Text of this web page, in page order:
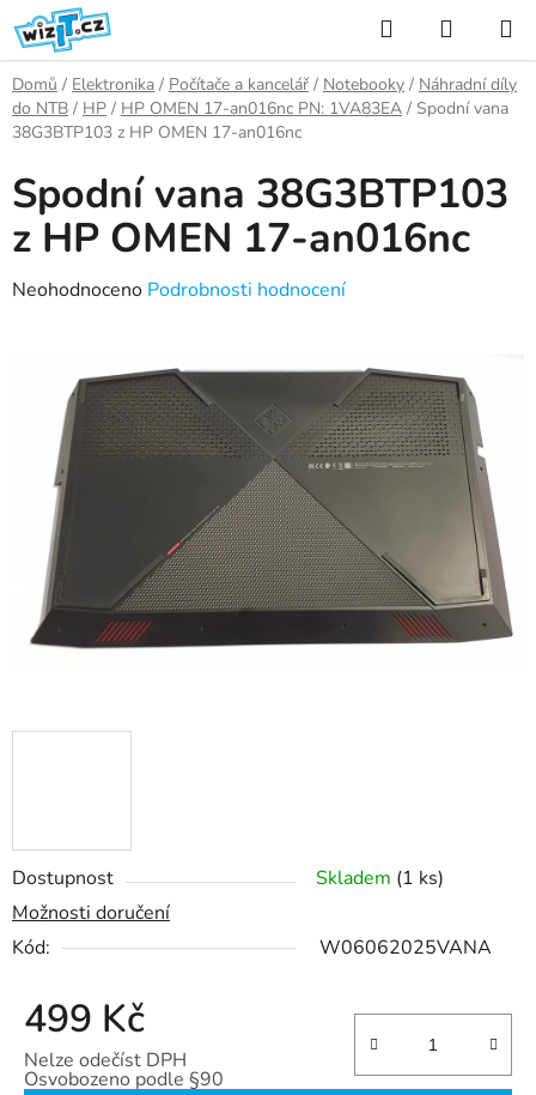
Přejít
na
obsah
Hledat
KOŠÍK
Domů / Elektronika / Počítače a kancelář / Notebooky / Náhradní díly
do NTB / HP / HP OMEN 17-an016nc PN: 1VA83EA / Spodní vana
38G3BTP103 z HP OMEN 17-an016nc
Dostupnost Skladem (1 ks)
Možnosti doručení
Kód:
W06062025VANA
499 Kč
Nelze odečíst DPH
Osvobozeno podle §90
Spodní vana 38G3BTP103
z HP OMEN 17-an016nc
Průměrné
hvězdiček.
Neohodnoceno Podrobnosti hodnocení